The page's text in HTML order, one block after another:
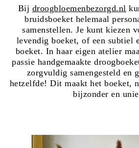
Bij droogbloemenbezorgd.nl
bruidsboeket helemaal
samenstellen. Je kunt kiezen
levendig boeket, of een subtiel
boeket. In haar eigen atelier
passie handgemaakte
zorgvuldig samengesteld en
hetzelfde! Dit maakt het boeket,
bijzonder en